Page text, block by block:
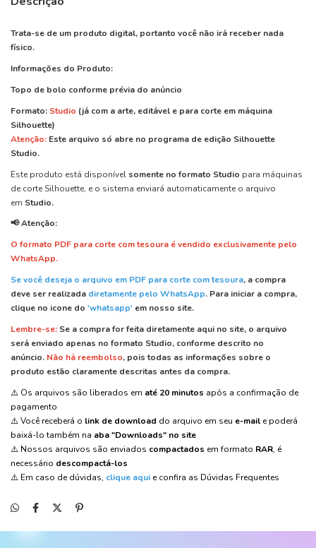
Trata-se de um produto digital, portanto você não irá receber nada
físico.
Informações do Produto:
Topo de bolo conforme prévia do anúncio
Formato: Studio (já com a arte, editável e para corte em máquina
Silhouette)
Atenção: Este arquivo só abre no programa de edição Silhouette
Studio.
Este produto está disponível somente no formato Studio para máquinas
de corte Silhouette, e o sistema enviará automaticamente o arquivo
em Studio.
📢 Atenção:
O formato PDF para corte com tesoura é vendido exclusivamente pelo
WhatsApp.
Se você deseja o arquivo em PDF para corte com tesoura, a compra
deve ser realizada diretamente pelo WhatsApp. Para iniciar a compra,
clique no icone do 'whatsapp' em nosso site.
Lembre-se: Se a compra for feita diretamente aqui no site, o arquivo
será enviado apenas no formato Studio, conforme descrito no
anúncio. Não há reembolso, pois todas as informações sobre o
produto estão claramente descritas antes da compra.
⚠️ Os arquivos são liberados em até 20 minutos após a confirmação de
pagamento
⚠️ Você receberá o link de download do arquivo em seu e-mail e poderá
baixá-lo também na aba "Downloads" no site
⚠️ Nossos arquivos são enviados compactados em formato RAR, é
necessário descompactá-los
⚠️ Em caso de dúvidas, clique aqui e confira as Dúvidas Frequentes